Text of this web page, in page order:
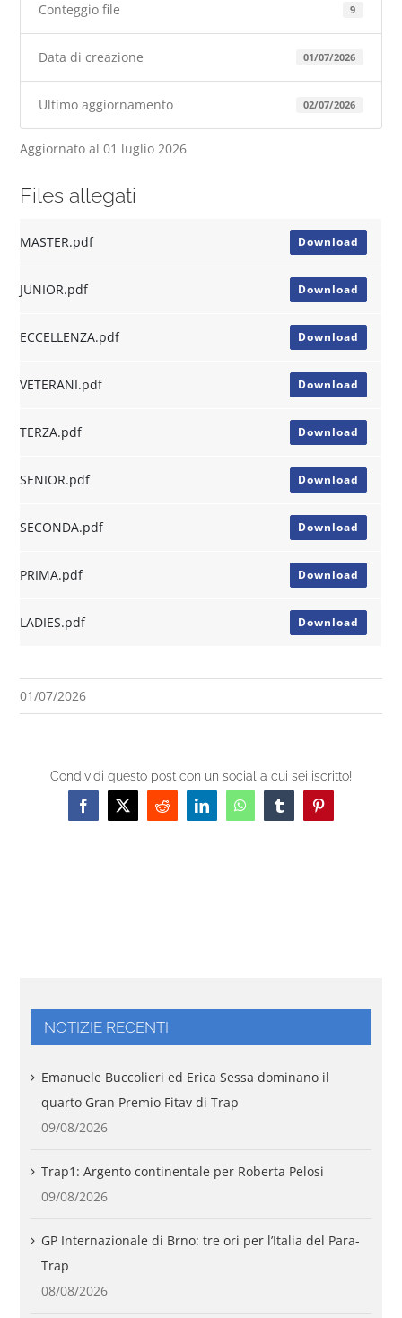
Conteggio file 9
Data di creazione 01/07/2026
Ultimo aggiornamento 02/07/2026
Aggiornato al 01 luglio 2026
Files allegati
MASTER.pdf Download
JUNIOR.pdf Download
ECCELLENZA.pdf Download
VETERANI.pdf Download
TERZA.pdf Download
SENIOR.pdf Download
SECONDA.pdf Download
PRIMA.pdf Download
LADIES.pdf Download
01/07/2026
Condividi questo post con un social a cui sei iscritto!
Facebook
X RedditLinkedInWhatsAppTumblrPinterest
NOTIZIE RECENTI
Emanuele Buccolieri ed Erica Sessa dominano il
quarto Gran Premio Fitav di Trap
09/08/2026
Trap1: Argento continentale per Roberta Pelosi
09/08/2026
GP Internazionale di Brno: tre ori per l’Italia del Para-
Trap
08/08/2026